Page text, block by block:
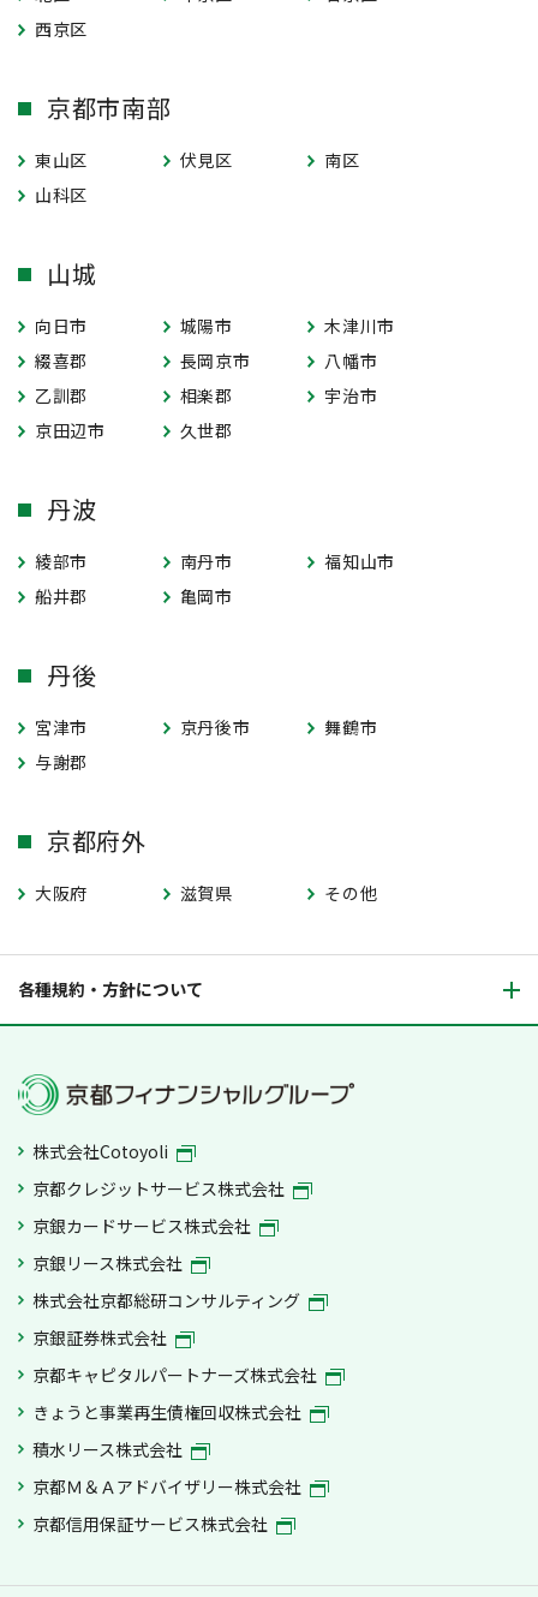
西京区
京都市南部
東山区 伏見区
南区
山科区
山城
向日市 城陽市
木津川市
綴喜郡
長岡京市
八幡市
乙訓郡
相楽郡
宇治市
京田辺市
久世郡
丹波
綾部市 南丹市
福知山市
船井郡
亀岡市
丹後
宮津市 京丹後市
舞鶴市
与謝郡
京都府外
大阪府 滋賀県 その他
各種規約・方針について
株式会社Cotoyoli
京都クレジットサービス株式会社
京銀カードサービス株式会社
京銀リース株式会社
株式会社京都総研コンサルティング
京銀証券株式会社
京都キャピタルパートナーズ株式会社
きょうと事業再生債権回収株式会社
積水リース株式会社
京都Ｍ＆Ａアドバイザリー株式会社
京都信用保証サービス株式会社